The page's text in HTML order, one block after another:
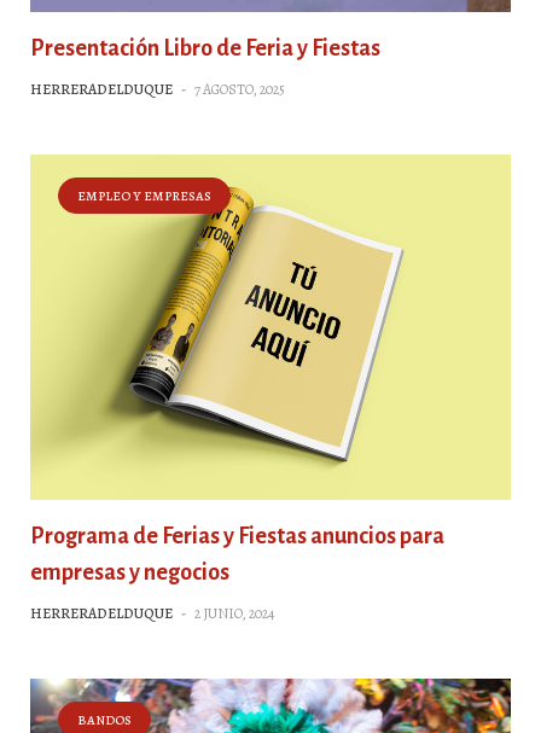
Presentación Libro de Feria y Fiestas
HERRERADELDUQUE - 7 AGOSTO, 2025
EMPLEO Y EMPRESAS
Programa de Ferias y Fiestas anuncios para
empresas y negocios
HERRERADELDUQUE - 2 JUNIO, 2024
BANDOS